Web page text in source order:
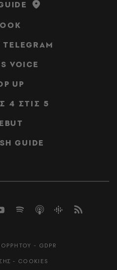
VOICE
UP
4 ΣΤΙΣ 5
GUIDE
- GDPR
- COOKIES